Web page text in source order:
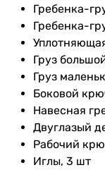
Гребенка-
Гребенка-
Груз
Груз
Боковой
Навесная
Двуглазый
Рабочий
Иглы, 3 шт